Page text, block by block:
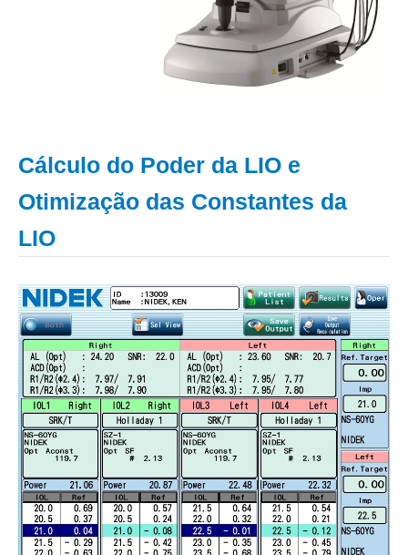
Cálculo do Poder da LIO e
Otimização das Constantes da
LIO